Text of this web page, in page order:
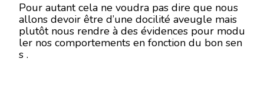
Pour autant cela ne voudra pas dire que nous
allons devoir être d’une docilité aveugle mais
plutôt nous rendre à des évidences pour modu
ler nos comportements en fonction du bon sen
s .